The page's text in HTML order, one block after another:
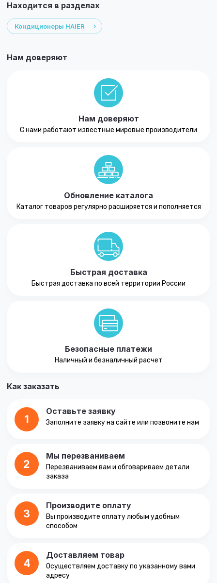
Находится в разделах
Кондиционеры HAIER
Нам доверяют
Нам доверяют
С нами работают известные мировые производители
Обновление каталога
Каталог товаров регулярно расширяется и пополняется
Быстрая доставка
Быстрая доставка по всей территории России
Безопасные платежи
Наличный и безналичный расчет
Как заказать
1
Оставьте заявку
Заполните заявку на сайте или позвоните нам
2
Мы перезваниваем
Перезваниваем вам и обговариваем детали
заказа
3
Производите оплату
Вы производите оплату любым удобным
способом
4
Доставляем товар
Осуществляем доставку по указанному вами
адресу